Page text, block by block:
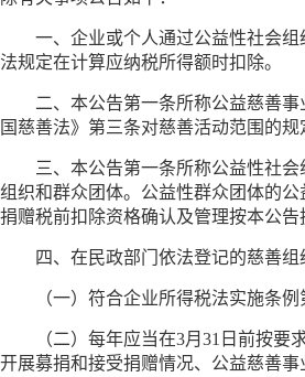
一、企业或个人通过公益性社会
法规定在计算应纳税所得额时扣除。
二、本公告第一条所称公益慈善
国慈善法》第三条对慈善活动范围的规
三、本公告第一条所称公益性社
组织和群众团体。公益性群众团体的
捐赠税前扣除资格确认及管理按本公告
四、在民政部门依法登记的慈善
（一）符合企业所得税法实施条
（二）每年应当在3月31日前按
开展募捐和接受捐赠情况、公益慈善